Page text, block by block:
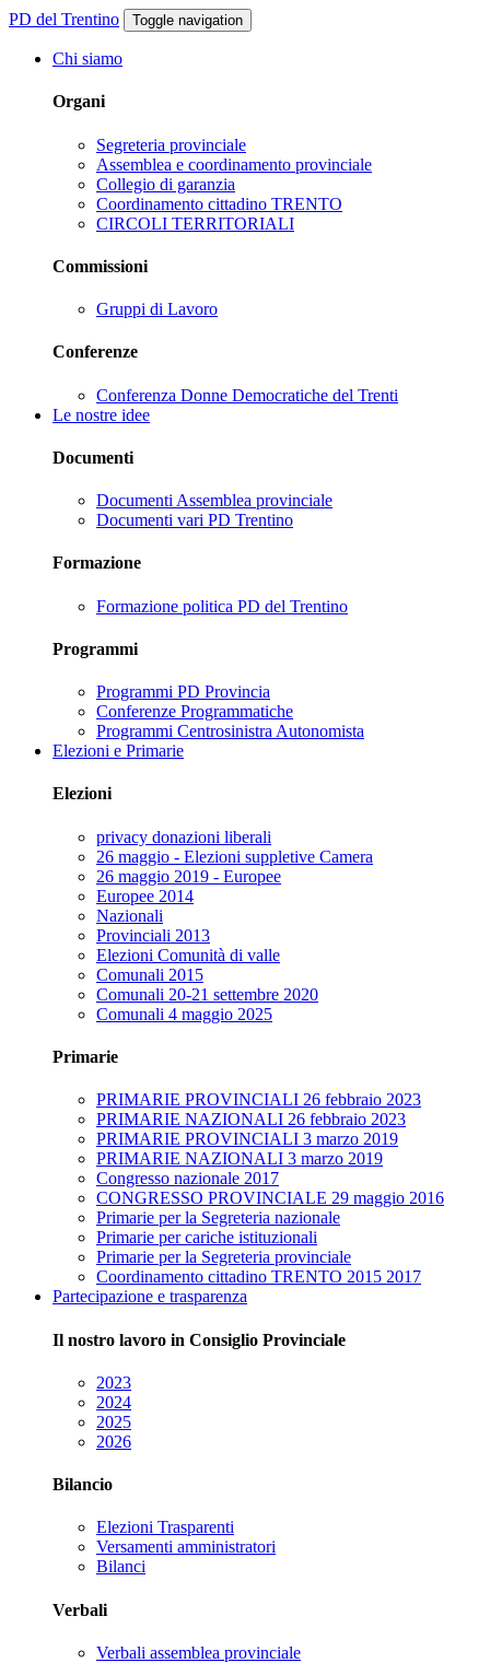
PD del Trentino Toggle navigation
Chi siamo
Organi
Segreteria provinciale
Assemblea e coordinamento provinciale
Collegio di garanzia
Coordinamento cittadino TRENTO
CIRCOLI TERRITORIALI
Commissioni
Gruppi di Lavoro
Conferenze
Conferenza Donne Democratiche del Trenti
Le nostre idee
Documenti
Documenti Assemblea provinciale
Documenti vari PD Trentino
Formazione
Formazione politica PD del Trentino
Programmi
Programmi PD Provincia
Conferenze Programmatiche
Programmi Centrosinistra Autonomista
Elezioni e Primarie
Elezioni
privacy donazioni liberali
26 maggio - Elezioni suppletive Camera
26 maggio 2019 - Europee
Europee 2014
Nazionali
Provinciali 2013
Elezioni Comunità di valle
Comunali 2015
Comunali 20-21 settembre 2020
Comunali 4 maggio 2025
Primarie
PRIMARIE PROVINCIALI 26 febbraio 2023
PRIMARIE NAZIONALI 26 febbraio 2023
PRIMARIE PROVINCIALI 3 marzo 2019
PRIMARIE NAZIONALI 3 marzo 2019
Congresso nazionale 2017
CONGRESSO PROVINCIALE 29 maggio 2016
Primarie per la Segreteria nazionale
Primarie per cariche istituzionali
Primarie per la Segreteria provinciale
Coordinamento cittadino TRENTO 2015 2017
Partecipazione e trasparenza
Il nostro lavoro in Consiglio Provinciale
2023
2024
2025
2026
Bilancio
Elezioni Trasparenti
Versamenti amministratori
Bilanci
Verbali
Verbali assemblea provinciale